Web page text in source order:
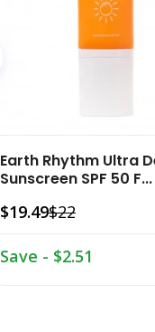
Earth Rhythm Ultra
Sunscreen SPF 50 F...
$19.49$22
Save - $2.51